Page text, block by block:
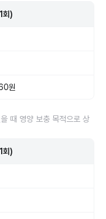
회)
원
때 영양 보충 목적으로 상
회)